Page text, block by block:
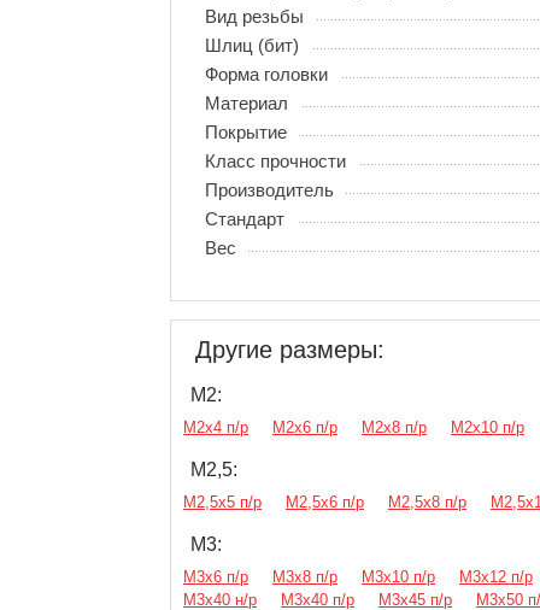
Вид резьбы
Шлиц (бит)
Форма головки
Материал
Покрытие
Класс прочности
Производитель
Стандарт
Вес
Другие размеры:
М2:
М2х4 п/р М2х6 п/р М2х8 п/р М2х10 п/р
М2,5:
М2,5х5 п/р М2,5х6 п/р М2,5х8 п/р
М3:
М3х6 п/р М3х8 п/р М3х10 п/р
М3х12 п/р
М3х40 н/р
М3х40 п/р М3х45 п/р М3х50